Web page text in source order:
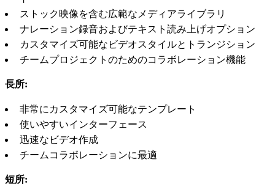
ストック映像を含む広範なメディアライブラリ
ナレーション録音およびテキスト読み上げオプション
カスタマイズ可能なビデオスタイルとトランジション
チームプロジェクトのためのコラボレーション機能
長所:
非常にカスタマイズ可能なテンプレート
使いやすいインターフェース
迅速なビデオ作成
チームコラボレーションに最適
短所: